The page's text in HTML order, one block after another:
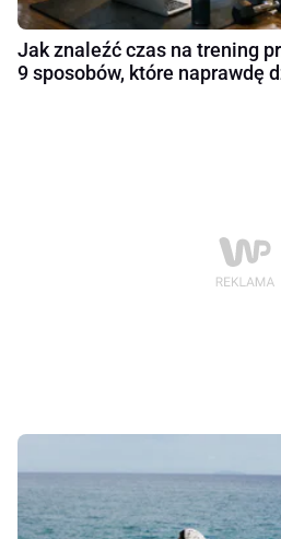
Jak znaleźć czas na trening
9 sposobów, które naprawdę